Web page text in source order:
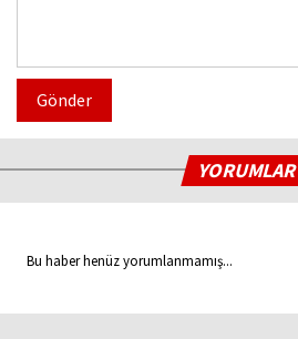
Gönder
YORUMLAR
Bu haber henüz yorumlanmamış...